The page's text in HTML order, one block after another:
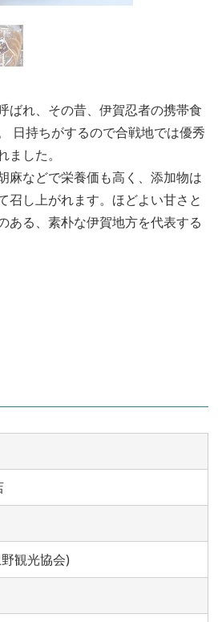
ばれ、その昔、伊賀忍者の携帯食
日持ちがするので合戦地では優秀
した。
麻などで栄養価も高く、添加物は
召し上がれます。ほどよい甘さと
ある、素朴な伊賀地方を代表する
観光協会)